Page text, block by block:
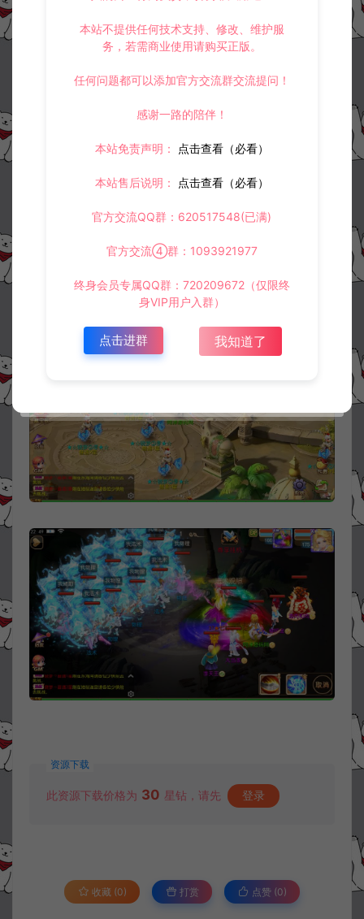
资源下载
此资源下载价格为 30 星钻，请先 登录
收藏 (0) 打赏 点赞 (0)
本站不提供任何技术支持、修改、维护服
务，若需商业使用请购买正版。
任何问题都可以添加官方交流群交流提问！
感谢一路的陪伴！
本站免责声明： 点击查看（必看）
本站售后说明： 点击查看（必看）
官方交流QQ群：620517548(已满)
官方交流④群：1093921977
终身会员专属QQ群：720209672（仅限终
身VIP用户入群）
点击进群 我知道了